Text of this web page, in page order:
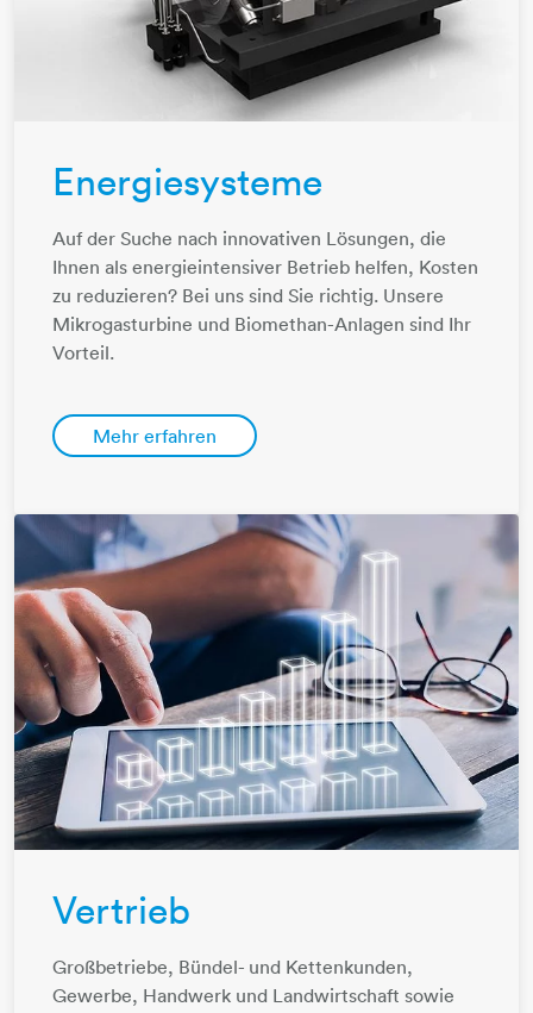
Energiesysteme
Auf der Suche nach innovativen Lösungen, die
Ihnen als energieintensiver Betrieb helfen, Kosten
zu reduzieren? Bei uns sind Sie richtig. Unsere
Mikrogasturbine und Biomethan-Anlagen sind Ihr
Vorteil.
Mehr erfahren
Vertrieb
Großbetriebe, Bündel- und Kettenkunden,
Gewerbe, Handwerk und Landwirtschaft sowie